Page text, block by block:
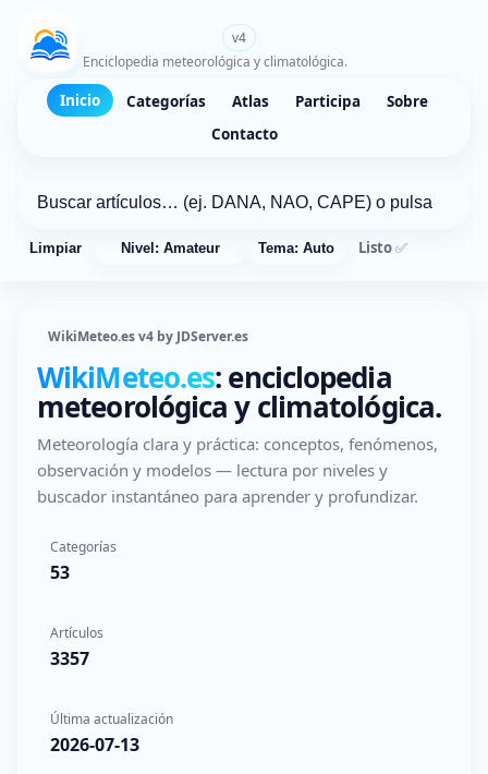
v4
Enciclopedia meteorológica y climatológica.
Inicio Categorías Atlas Participa
Sobre
Contacto
Limpiar Nivel: Amateur Tema: Auto Listo ✅
WikiMeteo.es v4 by JDServer.es
WikiMeteo.es: enciclopedia
meteorológica y climatológica.
Meteorología clara y práctica: conceptos, fenómenos,
observación y modelos — lectura por niveles y
buscador instantáneo para aprender y profundizar.
Categorías
53
Artículos
3357
Última actualización
2026-07-13